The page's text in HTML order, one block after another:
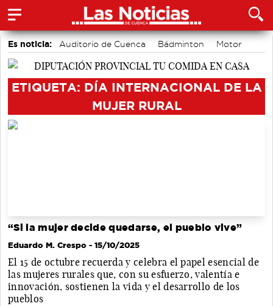
Es noticia: Auditorio de Cuenca Bádminton
Motor
Área de Deportes
ETIQUETA: DÍA INTERNACIONAL DE LA
MUJER RURAL
“Si la mujer decide quedarse, el pueblo vive”
Eduardo M. Crespo - 15/10/2025
El 15 de octubre recuerda y celebra el papel esencial de
las mujeres rurales que, con su esfuerzo, valentía e
innovación, sostienen la vida y el desarrollo de los
pueblos